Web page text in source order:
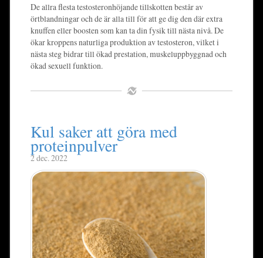
De allra flesta testosteronhöjande tillskotten består av
örtblandningar och de är alla till för att ge dig den där extra
knuffen eller boosten som kan ta din fysik till nästa nivå. De
ökar kroppens naturliga produktion av testosteron, vilket i
nästa steg bidrar till ökad prestation, muskeluppbyggnad och
ökad sexuell funktion.
Kul saker att göra med
proteinpulver
2 dec. 2022